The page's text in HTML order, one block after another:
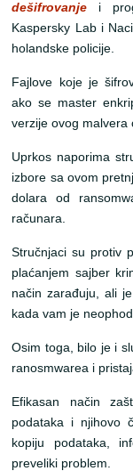
dešifrovanje i
Kaspersky Lab i
holandske policije.
Fajlove koje je
ako se master
verzije ovog malvera
Uprkos naporima
izbore sa ovom
dolara od
računara.
Stručnjaci su protiv
plaćanjem sajber
način zarađuju, ali
kada vam je
Osim toga, bilo je i
ranosmwarea i
Efikasan način
podataka i njihovo
kopiju podataka,
preveliki problem.